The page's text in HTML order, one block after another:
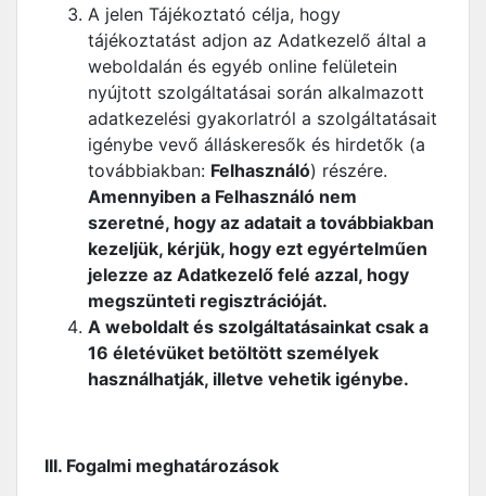
A jelen Tájékoztató célja, hogy
tájékoztatást adjon az Adatkezelő által a
weboldalán és egyéb online felületein
nyújtott szolgáltatásai során alkalmazott
adatkezelési gyakorlatról a szolgáltatásait
igénybe vevő álláskeresők és hirdetők (a
továbbiakban: Felhasználó) részére.
Amennyiben a Felhasználó nem
szeretné, hogy az adatait a továbbiakban
kezeljük, kérjük, hogy ezt egyértelműen
jelezze az Adatkezelő felé azzal, hogy
megszünteti regisztrációját.
A weboldalt és szolgáltatásainkat csak a
16 életévüket betöltött személyek
használhatják, illetve vehetik igénybe.
III. Fogalmi meghatározások